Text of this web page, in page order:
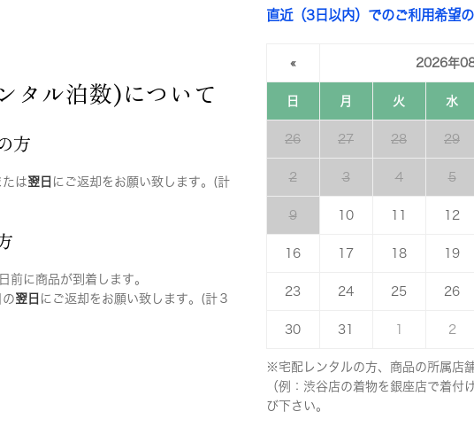
タル泊数)について
方
は翌日 にご返却をお願い致します。(計
前に商品が到着します。
の翌日 にご返却をお願い致します。(計３
直近（3日以内）でのご利用希望
« 2026年
日 月 火 水
26 27 28 29
2 3 4 5
9 10 12
16 17 18 19
23 24 25 26
30 31 2
※宅配レンタルの方、商品の所属店
（例：渋谷店の着物を銀座店で着付
び下さい。